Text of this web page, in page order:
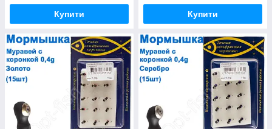
Купити Купити